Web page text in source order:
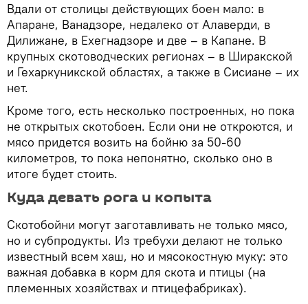
Вдали от столицы действующих боен мало: в
Апаране, Ванадзоре, недалеко от Алаверди, в
Дилижане, в Ехегнадзоре и две – в Капане. В
крупных скотоводческих регионах – в Ширакской
и Гехаркуникской областях, а также в Сисиане – их
нет.
Кроме того, есть несколько построенных, но пока
не открытых скотобоен. Если они не откроются, и
мясо придется возить на бойню за 50-60
километров, то пока непонятно, сколько оно в
итоге будет стоить.
Куда девать рога и копыта
Скотобойни могут заготавливать не только мясо,
но и субпродукты. Из требухи делают не только
известный всем хаш, но и мясокостную муку: это
важная добавка в корм для скота и птицы (на
племенных хозяйствах и птицефабриках).